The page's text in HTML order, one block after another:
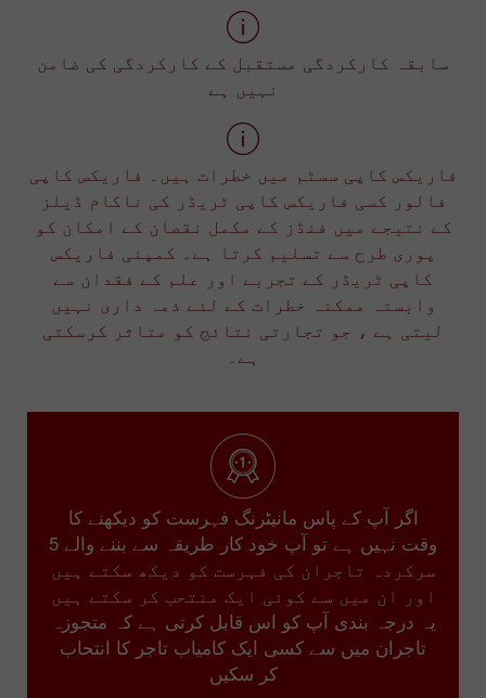
سابقہ کارکردگی مستقبل کے کارکردگی کی ضامن
نہیں ہے
فاریکس کاپی سسٹم میں خطرات ہیں۔ فاریکس کاپی
فالور کسی فاریکس کاپی ٹریڈر کی ناکام ڈیلز
کے نتیجے میں فنڈز کے مکمل نقصان کے امکان کو
پوری طرح سے تسلیم کرتا ہے۔ کمپنی فاریکس
کاپی ٹریڈر کے تجربے اور علم کے فقدان سے
وابستہ ممکنہ خطرات کے لئے ذمہ داری نہیں
لیتی ہے ، جو تجارتی نتائج کو متاثر کرسکتی
ہے۔
اگر آپ کے پاس مانیٹرنگ فہرست کو دیکھنے کا
وقت نہیں ہے تو آپ خود کار طریقہ سے بننے والے 5
سرکردہ تاجران کی فہرست کو دیکھ سکتے ہیں
اور ان میں سے کوئی ایک منتحب کر سکتے ہیں
یہ درجہ بندی آپ کو اس قابل کرتی ہے کہ متجوزہ
تاجران میں سے کسی ایک کامیاب تاجر کا انتحاب
کر سکیں